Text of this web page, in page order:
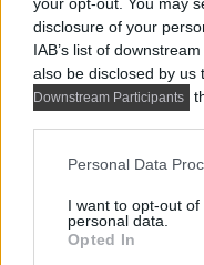
disclosure of your
IAB’s list of
also be disclosed by us
Downstream Participants
Please note that this
not limited to your visit
grant or deny consent
use your data for
Personal Data
I want to opt-out
personal data.
Opted In